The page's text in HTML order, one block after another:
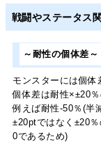
戦闘やステータス
～耐性の個体差～
モンスターには個体
個体差は耐性×±20％
例えば耐性-50％(半
±20ptではなく±20
0であるため)